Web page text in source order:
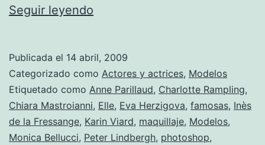
Seguir leyendo
y
sin
Photoshop.
Publicada el 14 abril, 2009
Categorizado como Actores y actrices, Modelos
Etiquetado como Anne Parillaud, Charlotte Rampling,
Chiara Mastroianni, Elle, Eva Herzigova, famosas, Inès
de la Fressange, Karin Viard, maquillaje, Modelos,
Monica Bellucci, Peter Lindbergh, photoshop,